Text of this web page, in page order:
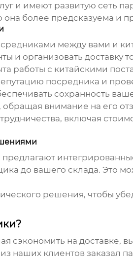
и имеют развитую сеть
она более предсказуема и
между вами и
и организовать доставку
работы с китайскими
посредника и
сохранность
внимание на его
включая
до вашего склада. Это
решения, чтобы
сэкономить на доставке,
наших клиентов заказал